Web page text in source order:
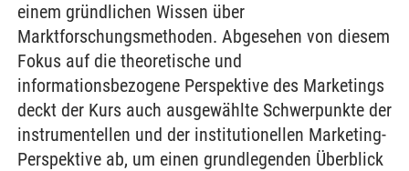
einem gründlichen Wissen über
Marktforschungsmethoden. Abgesehen von diesem
Fokus auf die theoretische und
informationsbezogene Perspektive des Marketings
deckt der Kurs auch ausgewählte Schwerpunkte der
instrumentellen und der institutionellen Marketing-
Perspektive ab, um einen grundlegenden Überblick